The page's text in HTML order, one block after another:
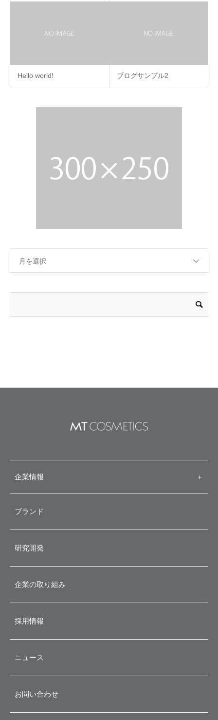
Hello world! ブログサンプル2
月を選択
企業情報 ＋
会社概要
沿革
ブランド
研究開発
企業の取り組み
採用情報
ニュース
お問い合わせ